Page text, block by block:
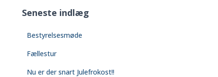
Seneste indlæg
Bestyrelsesmøde
Fællestur
Nu er der snart Julefrokost!!